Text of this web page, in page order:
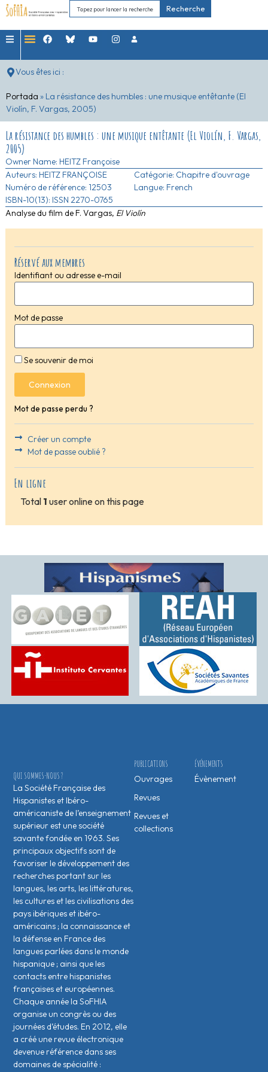
Recherche
Vous êtes ici :
Portada » La résistance des humbles : une musique entêtante (El
Violín, F. Vargas, 2005)
Réservé aux membres
Identifiant ou adresse e-mail
Mot de passe
Se souvenir de moi
Connexion
Mot de passe perdu ?
Créer un compte
Mot de passe oublié ?
En ligne
Total 1 user online on this page
La résistance des humbles : une musique entêtante (El Violín, F. Vargas,
2005)
Owner Name: HEITZ Françoise
Auteurs: HEITZ FRANÇOISE
Numéro de référence: 12503
ISBN-10(13): ISSN 2270-0765
Catégorie: Chapitre d'ouvrage
Langue: French
Analyse du film de F. Vargas, El Violín
ÉVÉNEMENTS
Évènement
PUBLICATIONS
Ouvrages
Revues
Revues et
collections
QUI SOMMES-NOUS ?
La Société Française des
Hispanistes et Ibéro-
américaniste de l’enseignement
supérieur est une société
savante fondée en 1963. Ses
principaux objectifs sont de
favoriser le développement des
recherches portant sur les
langues, les arts, les littératures,
les cultures et les civilisations des
pays ibériques et ibéro-
américains ; la connaissance et
la défense en France des
langues parlées dans le monde
hispanique ; ainsi que les
contacts entre hispanistes
français·es et européen·nes.
Chaque année la SoFHIA
organise un congrès ou des
journées d’études. En 2012, elle
a créé une revue électronique
devenue référence dans ses
domaines de spécialité :